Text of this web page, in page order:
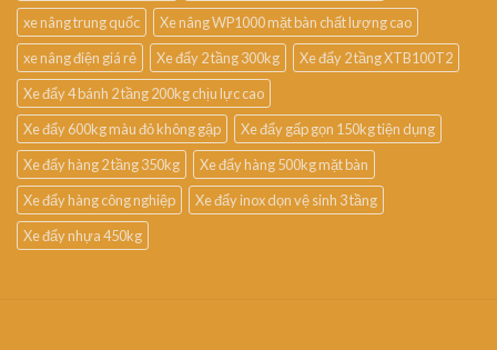
xe nâng trung quốc
Xe nâng WP1000 mặt bàn chất lượng cao
xe nâng điện giá rẻ
Xe đẩy 2 tầng 300kg
Xe đẩy 2 tầng XTB100T2
Xe đẩy 4 bánh 2 tầng 200kg chịu lực cao
Xe đẩy 600kg màu đỏ không gập
Xe đẩy gấp gọn 150kg tiện dụng
Xe đẩy hàng 2 tầng 350kg
Xe đẩy hàng 500kg mặt bàn
Xe đẩy hàng công nghiệp
Xe đẩy inox dọn vệ sinh 3 tầng
Xe đẩy nhựa 450kg